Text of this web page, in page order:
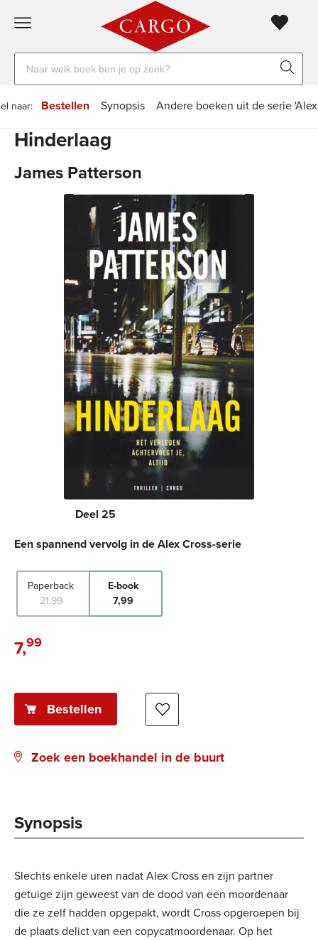
verzending20
Voor
besteld,werkdaghuis
betalen
naar
boeken,
en
naar: Bestellen Synopsis Andere boeken uit de serie
Een spannend vervolg in de Alex Cross-serie
Paperback
21,99
E-book
7,99
E-
7,99
Bestellen
Zoek een boekhandel in de buurt
Hinderlaag
James Patterson
Deel 25
Synopsis
Slechts enkele uren nadat Alex Cross en zijn partner
getuige zijn geweest van de dood van een moordenaar
die ze zelf hadden opgepakt, wordt Cross opgeroepen bij
de plaats delict van een copycatmoordenaar. Op het